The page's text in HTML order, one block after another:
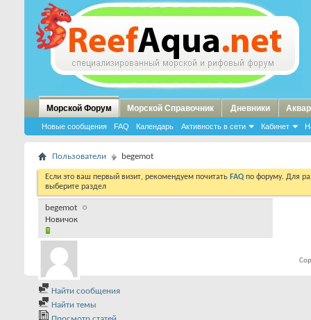
Морской Форум
Новые сообщения FAQ Календарь Активность в сети Кабинет
Морской Справочник Дневники
Пользователи begemot
Если это ваш первый визит, рекомендуем почитать FAQ по форуму. Для
выберите раздел
begemot
Новичок
Найти сообщения
Найти темы